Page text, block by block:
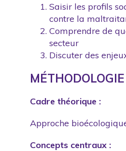
Saisir les profils
contre la
Comprendre de
secteur
Discuter des
Cadre théorique :
Approche
Concepts centraux :